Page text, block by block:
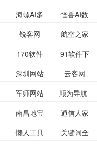
作 - 国内
领先的AI
图片、文
案创作平
更多>>
海螺AI多
模态大语
言模型
怪兽AI数
字人更多>>
锐客网
航空之家
更多>>
170软件
下载站
91软件下
载更多>>
深圳网站
建设
云客网
SEO众包
服务平台
更多>>
军师网站
目录网址
大全
顺为导航-
办公运营
工具导航
更多>>
南昌地宝
网_南昌论
通信人家
园更多>>
懒人工具 关键词全